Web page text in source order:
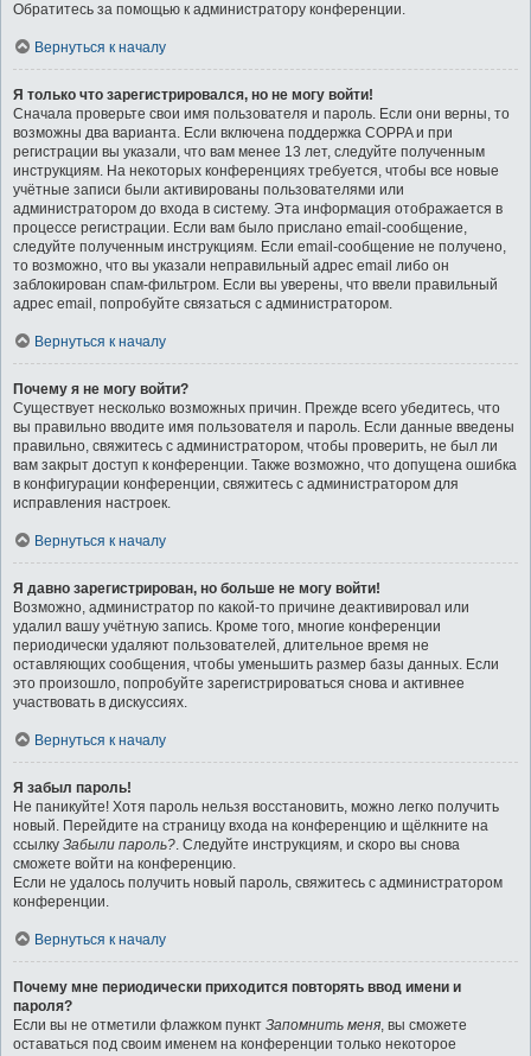
Обратитесь за помощью к администратору конференции.
Вернуться к началу
Я только что зарегистрировался, но не могу войти!
Сначала проверьте свои имя пользователя и пароль. Если они верны, то
возможны два варианта. Если включена поддержка COPPA и при
регистрации вы указали, что вам менее 13 лет, следуйте полученным
инструкциям. На некоторых конференциях требуется, чтобы все новые
учётные записи были активированы пользователями или
администратором до входа в систему. Эта информация отображается в
процессе регистрации. Если вам было прислано email-сообщение,
следуйте полученным инструкциям. Если email-сообщение не получено,
то возможно, что вы указали неправильный адрес email либо он
заблокирован спам-фильтром. Если вы уверены, что ввели правильный
адрес email, попробуйте связаться с администратором.
Вернуться к началу
Почему я не могу войти?
Существует несколько возможных причин. Прежде всего убедитесь, что
вы правильно вводите имя пользователя и пароль. Если данные введены
правильно, свяжитесь с администратором, чтобы проверить, не был ли
вам закрыт доступ к конференции. Также возможно, что допущена ошибка
в конфигурации конференции, свяжитесь с администратором для
исправления настроек.
Вернуться к началу
Я давно зарегистрирован, но больше не могу войти!
Возможно, администратор по какой-то причине деактивировал или
удалил вашу учётную запись. Кроме того, многие конференции
периодически удаляют пользователей, длительное время не
оставляющих сообщения, чтобы уменьшить размер базы данных. Если
это произошло, попробуйте зарегистрироваться снова и активнее
участвовать в дискуссиях.
Вернуться к началу
Я забыл пароль!
Не паникуйте! Хотя пароль нельзя восстановить, можно легко получить
новый. Перейдите на страницу входа на конференцию и щёлкните на
ссылку Забыли пароль?. Следуйте инструкциям, и скоро вы снова
сможете войти на конференцию.
Если не удалось получить новый пароль, свяжитесь с администратором
конференции.
Вернуться к началу
Почему мне периодически приходится повторять ввод имени и
пароля?
Если вы не отметили флажком пункт Запомнить меня, вы сможете
оставаться под своим именем на конференции только некоторое